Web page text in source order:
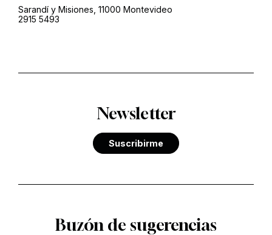
Sarandí y Misiones, 11000 Montevideo
2915 5493
Newsletter
Suscribirme
Buzón de sugerencias